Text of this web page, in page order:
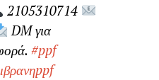
2105310714
DM για
#ppf